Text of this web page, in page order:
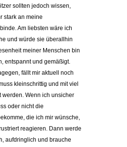
sollten jedoch wissen,
stark an meine
Am liebsten wäre ich
und würde sie überallhin
meiner Menschen bin
entspannt und gemäßigt.
fällt mir aktuell noch
kleinschrittig und mit viel
werden. Wenn ich unsicher
oder nicht die
die ich mir wünsche,
reagieren. Dann werde
aufdringlich und brauche